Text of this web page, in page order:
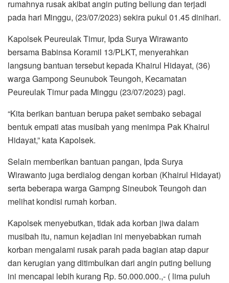
rumahnya rusak akibat angin puting beliung dan terjadi
pada hari Minggu, (23/07/2023) sekira pukul 01.45 dinihari.
Kapolsek Peureulak Timur, Ipda Surya Wirawanto
bersama Babinsa Koramil 13/PLKT, menyerahkan
langsung bantuan tersebut kepada Khairul Hidayat, (36)
warga Gampong Seunubok Teungoh, Kecamatan
Peureulak Timur pada Minggu (23/07/2023) pagi.
“Kita berikan bantuan berupa paket sembako sebagai
bentuk empati atas musibah yang menimpa Pak Khairul
Hidayat,” kata Kapolsek.
Selain memberikan bantuan pangan, Ipda Surya
Wirawanto juga berdialog dengan korban (Khairul Hidayat)
serta beberapa warga Gampng Sineubok Teungoh dan
melihat kondisi rumah korban.
Kapolsek menyebutkan, tidak ada korban jiwa dalam
musibah itu, namun kejadian ini menyebabkan rumah
korban mengalami rusak parah pada bagian atap dapur
dan kerugian yang ditimbulkan dari angin puting beliung
ini mencapai lebih kurang Rp. 50.000.000.,- ( lima puluh